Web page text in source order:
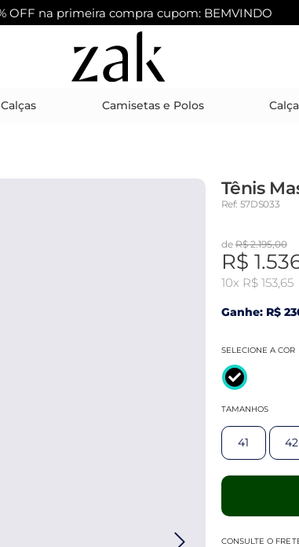
FRETE GRÁTIS acima de R$ 399,00
Calças Camisetas e Polos
Tênis
Ref: 57DS033
deR$ 2.195,00
R$
10x R$ 153,65
Ganhe: R$
SELECIONE A COR
TAMANHOS
41 42
CONSULTE O